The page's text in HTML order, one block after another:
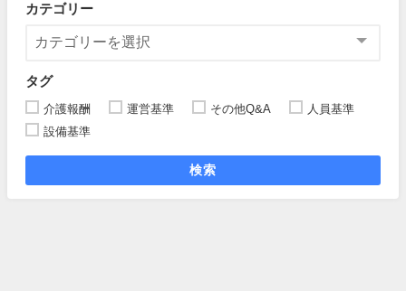
カテゴリー
タグ
介護報酬 運営基準 その他Q&A
人員基準
設備基準
検索